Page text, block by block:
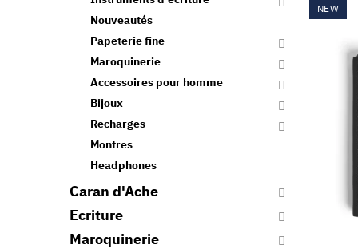
NEW
Nouveautés
Papeterie fine
Maroquinerie
Accessoires pour homme
Bijoux
Recharges
Montres
Headphones
Caran d'Ache
Ecriture
Maroquinerie